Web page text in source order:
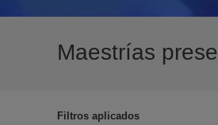
Maestrías
Filtros aplicados